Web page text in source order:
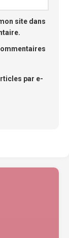
site dans
par e-